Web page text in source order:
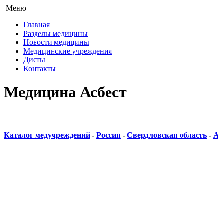
Меню
Главная
Разделы медицины
Новости медицины
Медицинские учреждения
Диеты
Контакты
Медицина Асбест
Каталог медучреждений - Россия - Свердловская область -